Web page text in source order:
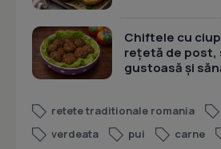
Chiftele cu
rețetă de post,
gustoasă și
retete traditionale romania
verdeata
pui carne